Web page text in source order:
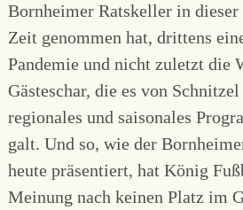
Bornheimer Ratskeller in
Zeit genommen hat, drittens
Pandemie und nicht zuletzt die
Gästeschar, die es von
regionales und saisonales
galt. Und so, wie der
heute präsentiert, hat König
Meinung nach keinen Platz im